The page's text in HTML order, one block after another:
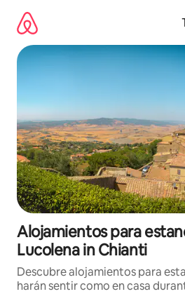
contenido
Alojamientos para
Lucolena in Chianti
Descubre alojamientos para
harán sentir como en casa